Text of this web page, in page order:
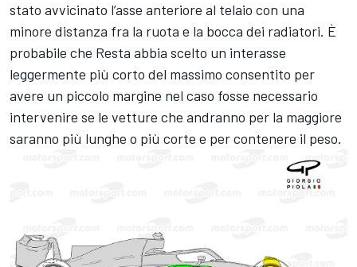
stato avvicinato l’asse anteriore al telaio con una
minore distanza fra la ruota e la bocca dei radiatori. È
probabile che Resta abbia scelto un interasse
leggermente più corto del massimo consentito per
avere un piccolo margine nel caso fosse necessario
intervenire se le vetture che andranno per la maggiore
saranno più lunghe o più corte e per contenere il peso.